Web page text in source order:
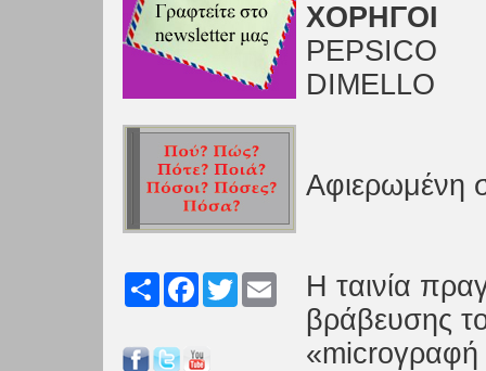
Share FacebookTwitter
ΧΟΡΗΓΟΙ
PEPSICO
DIMELLO
Αφιερωμένη
Η ταινία
βράβευσης